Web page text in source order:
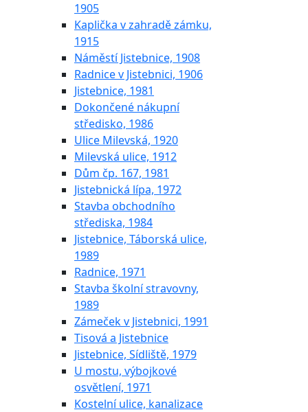
1905
Kaplička v zahradě zámku,
1915
Náměstí Jistebnice, 1908
Radnice v Jistebnici, 1906
Jistebnice, 1981
Dokončené nákupní
středisko, 1986
Ulice Milevská, 1920
Milevská ulice, 1912
Dům čp. 167, 1981
Jistebnická lípa, 1972
Stavba obchodního
střediska, 1984
Jistebnice, Táborská ulice,
1989
Radnice, 1971
Stavba školní stravovny,
1989
Zámeček v Jistebnici, 1991
Tisová a Jistebnice
Jistebnice, Sídliště, 1979
U mostu, výbojkové
osvětlení, 1971
Kostelní ulice, kanalizace